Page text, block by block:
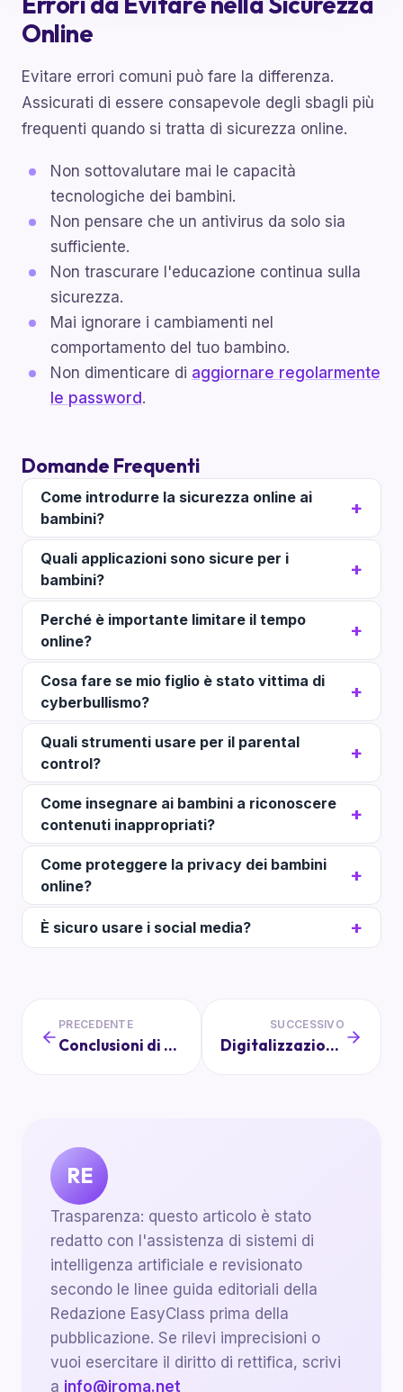
Online
Evitare errori comuni può fare la differenza.
Assicurati di essere consapevole degli sbagli più
frequenti quando si tratta di sicurezza online.
Non sottovalutare mai le capacità
tecnologiche dei bambini.
Non pensare che un antivirus da solo sia
sufficiente.
Non trascurare l'educazione continua sulla
sicurezza.
Mai ignorare i cambiamenti nel
comportamento del tuo bambino.
Non dimenticare di aggiornare regolarmente
le password .
Domande Frequenti
Come introdurre la sicurezza online ai
bambini?
Quali applicazioni sono sicure per i
bambini?
Perché è importante limitare il tempo
online?
Cosa fare se mio figlio è stato vittima di
cyberbullismo?
Quali strumenti usare per il parental
control?
Come insegnare ai bambini a riconoscere
contenuti inappropriati?
Come proteggere la privacy dei bambini
online?
È sicuro usare i social media?
PRECEDENTE
Conclusioni di Successo: Chiusura di un'Assemblea in Modo Memorabile
SUCCESSIVO
Digitalizzazione e Scuola: Privacy e Sicurezza nell'Era Digitale
RE
Trasparenza: questo articolo è stato
redatto con l'assistenza di sistemi di
intelligenza artificiale e revisionato
secondo le linee guida editoriali della
Redazione EasyClass prima della
pubblicazione. Se rilevi imprecisioni o
vuoi esercitare il diritto di rettifica, scrivi
a info@iroma.net